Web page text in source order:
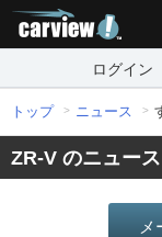
ログイン
トップ ニュース
ZR-V のニュー